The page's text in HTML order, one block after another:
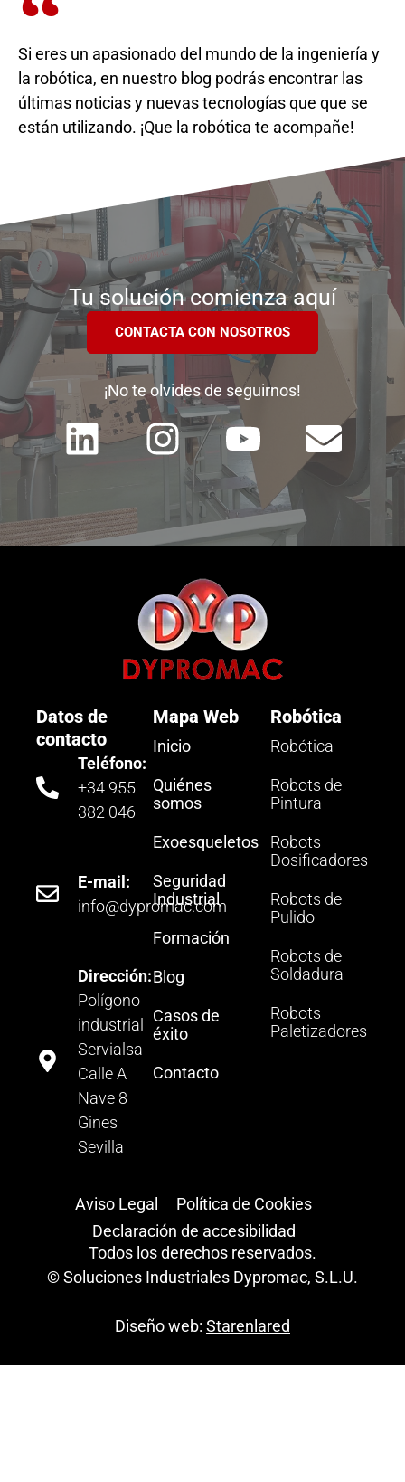
Si eres un apasionado del mundo de la ingeniería y
la robótica, en nuestro blog podrás encontrar las
últimas noticias y nuevas tecnologías que que se
están utilizando. ¡Que la robótica te acompañe!
Tu solución comienza aquí
CONTACTA CON NOSOTROS
¡No te olvides de seguirnos!
Datos de
contacto
Teléfono:
+34 955
382 046
E-mail:
info@dypromac.com
Dirección:
Polígono
industrial
Servialsa
Calle A
Nave 8
Gines
Sevilla
Mapa Web
Inicio
Quiénes
somos
Exoesqueletos
Seguridad
Industrial
Formación
Blog
Casos de
éxito
Contacto
Robótica
Robótica
Robots de
Pintura
Robots
Dosificadores
Robots de
Pulido
Robots de
Soldadura
Robots
Paletizadores
Aviso Legal
Política de Cookies
Declaración de accesibilidad
Todos los derechos reservados.
© Soluciones Industriales Dypromac, S.L.U.
Diseño web: Starenlared